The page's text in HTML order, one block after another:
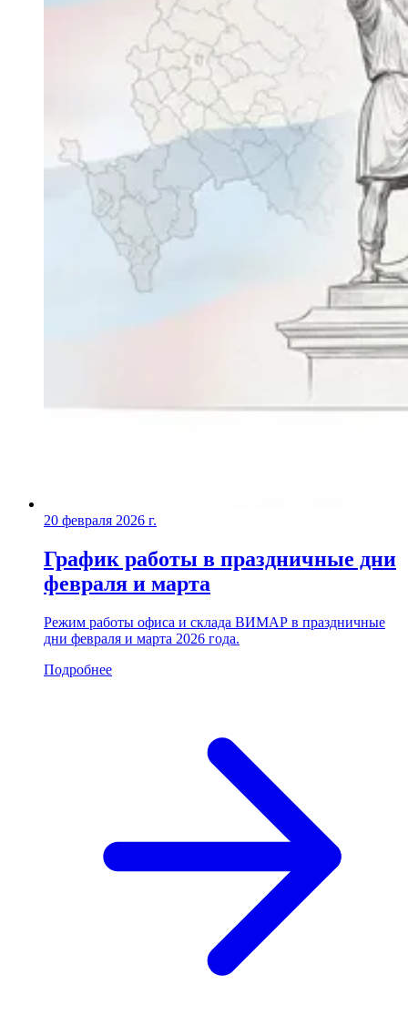
20 февраля 2026 г.
График работы в праздничные дни
февраля и марта
Режим работы офиса и склада ВИМАР в праздничные
дни февраля и марта 2026 года.
Подробнее